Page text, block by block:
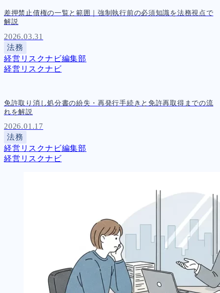
差押禁止債権の一覧と範囲｜強制執行前の必須知識を法務視点で
解説
2026.03.31
法務
経営リスクナビ編集部
経営リスクナビ
免許取り消し処分書の紛失・再発行手続きと免許再取得までの流
れを解説
2026.01.17
法務
経営リスクナビ編集部
経営リスクナビ